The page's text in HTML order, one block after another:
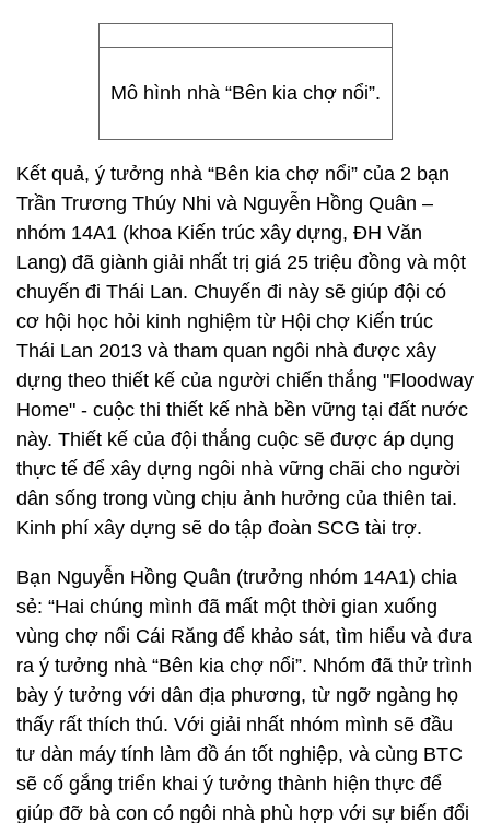
Mô hình nhà “Bên kia chợ nổi”.
Kết quả, ý tưởng nhà “Bên kia chợ nổi” của 2 bạn
Trần Trương Thúy Nhi và Nguyễn Hồng Quân –
nhóm 14A1 (khoa Kiến trúc xây dựng, ĐH Văn
Lang) đã giành giải nhất trị giá 25 triệu đồng và một
chuyến đi Thái Lan. Chuyến đi này sẽ giúp đội có
cơ hội học hỏi kinh nghiệm từ Hội chợ Kiến trúc
Thái Lan 2013 và tham quan ngôi nhà được xây
dựng theo thiết kế của người chiến thắng "Floodway
Home" - cuộc thi thiết kế nhà bền vững tại đất nước
này. Thiết kế của đội thắng cuộc sẽ được áp dụng
thực tế để xây dựng ngôi nhà vững chãi cho người
dân sống trong vùng chịu ảnh hưởng của thiên tai.
Kinh phí xây dựng sẽ do tập đoàn SCG tài trợ.
Bạn Nguyễn Hồng Quân (trưởng nhóm 14A1) chia
sẻ: “Hai chúng mình đã mất một thời gian xuống
vùng chợ nổi Cái Răng để khảo sát, tìm hiểu và đưa
ra ý tưởng nhà “Bên kia chợ nổi”. Nhóm đã thử trình
bày ý tưởng với dân địa phương, từ ngỡ ngàng họ
thấy rất thích thú. Với giải nhất nhóm mình sẽ đầu
tư dàn máy tính làm đồ án tốt nghiệp, và cùng BTC
sẽ cố gắng triển khai ý tưởng thành hiện thực để
giúp đỡ bà con có ngôi nhà phù hợp với sự biến đổi